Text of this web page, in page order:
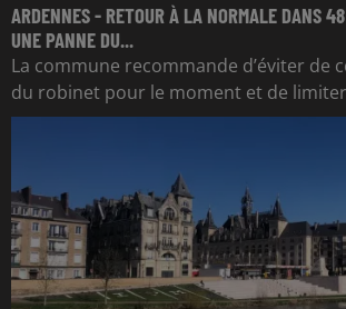
ARDENNES - RETOUR À LA NORMALE DANS
UNE PANNE DU...
La commune recommande d’éviter de
du robinet pour le moment et de